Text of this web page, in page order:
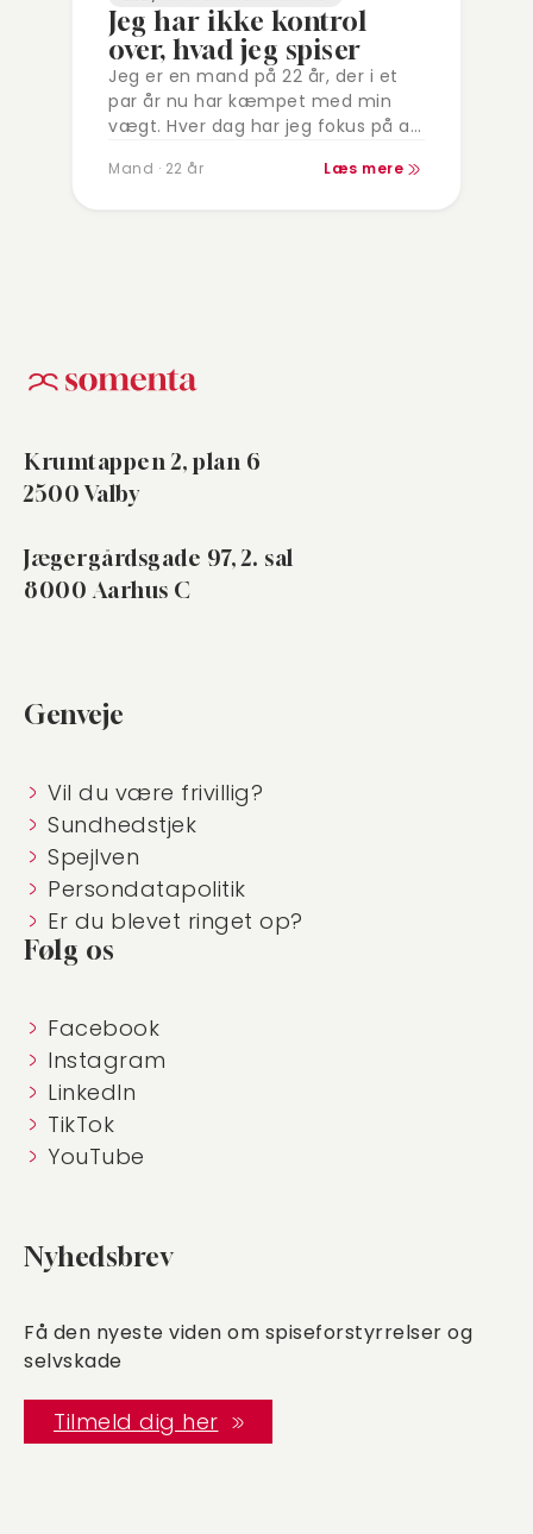
Jeg har ikke kontrol
over, hvad jeg spiser
Jeg er en mand på 22 år, der i et
par år nu har kæmpet med min
vægt. Hver dag har jeg fokus på at
Mand · 22 år Læs mere
Krumtappen 2, plan 6
2500 Valby
Jægergårdsgade 97, 2. sal
8000 Aarhus C
Genveje
Vil du være frivillig?
Sundhedstjek
Spejlven
Persondatapolitik
Er du blevet ringet op?
Følg os
Facebook
Instagram
LinkedIn
TikTok
YouTube
Nyhedsbrev
Få den nyeste viden om spiseforstyrrelser og
selvskade
Tilmeld dig her